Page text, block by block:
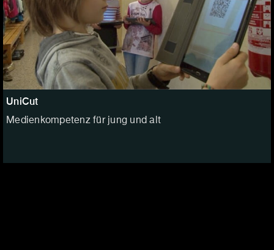
UniCut
Medienkompetenz für jung und alt